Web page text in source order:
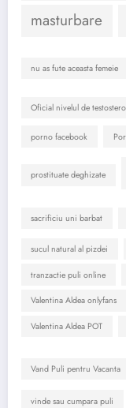
masturbare
nu as fute aceasta femeie
Oficial nivelul de
porno facebook
prostituate deghizate
sacrificiu uni barbat
sucul natural al pizdei
tranzactie puli online
Valentina Aldea onlyfans
Valentina Aldea POT
Vand Puli pentru Vacanta
vinde sau cumpara puli